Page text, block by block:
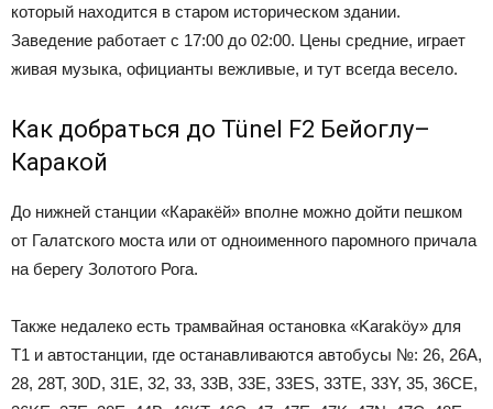
который находится в старом историческом здании.
Заведение работает с 17:00 до 02:00. Цены средние, играет
живая музыка, официанты вежливые, и тут всегда весело.
Как добраться до Tünel F2 Бейоглу–
Каракой
До нижней станции «Каракёй» вполне можно дойти пешком
от Галатского моста или от одноименного паромного причала
на берегу Золотого Рога.
Также недалеко есть трамвайная остановка «Karaköy» для
Т1 и автостанции, где останавливаются автобусы №: 26, 26А,
28, 28Т, 30D, 31E, 32, 33, 33B, 33E, 33ES, 33TE, 33Y, 35, 36CE,